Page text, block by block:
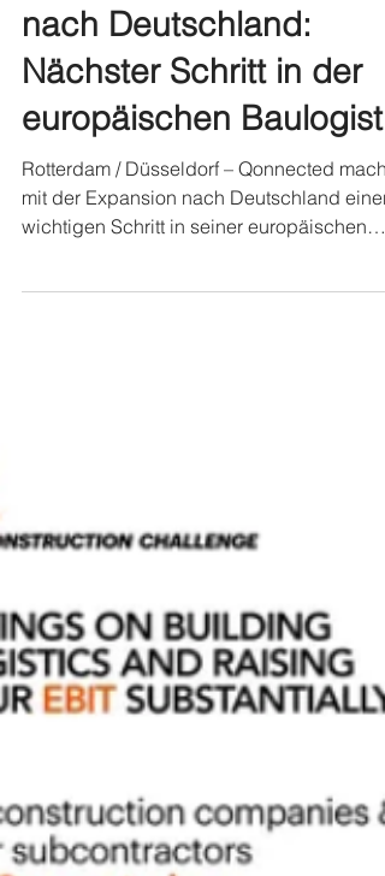
Qonnected expandiert
nach Deutschland:
Nächster Schritt in der
europäischen Baulogistik
Rotterdam / Düsseldorf – Qonnected macht
mit der Expansion nach Deutschland einen
Baulogistikprozessen in Europa beitragen.